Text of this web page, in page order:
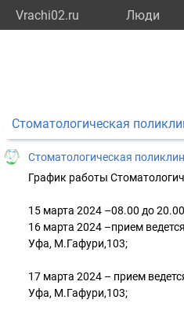
Vrachi02.ru Люди
Стоматологическая
Стоматологическая
График работы
15 марта 2024 –08.00 до
16 марта 2024 –прием
Уфа, М.Гафури,103;
17 марта 2024 – прием
Уфа, М.Гафури,103;